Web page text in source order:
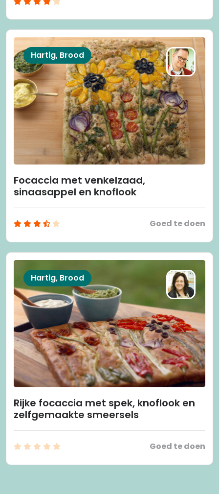
Hartig, Brood
Focaccia met venkelzaad,
sinaasappel en knoflook
Goed te doen
Hartig, Brood
Rijke focaccia met spek, knoflook en
zelfgemaakte smeersels
Goed te doen